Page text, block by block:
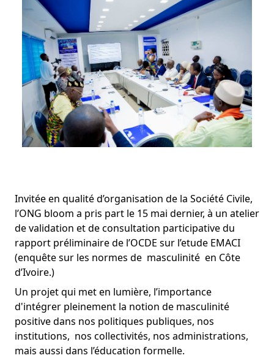
Invitée en qualité d’organisation de la Société Civile,
l’ONG bloom a pris part le 15 mai dernier, à un atelier
de validation et de consultation participative du
rapport préliminaire de l’OCDE sur l’etude EMACI
(enquête sur les normes de  masculinité  en Côte
d’Ivoire.)
Un projet qui met en lumière, l’importance
d'intégrer pleinement la notion de masculinité
positive dans nos politiques publiques, nos
institutions,  nos collectivités, nos administrations,
mais aussi dans l’éducation formelle.